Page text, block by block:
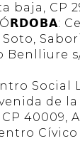
baja, CP
Benlliure s/
Social
de la
40009,
Cívico